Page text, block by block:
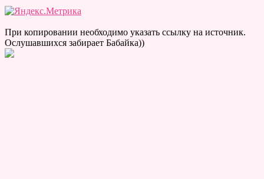
При копировании необходимо указать ссылку на источник.
Ослушавшихся забирает Бабайка))